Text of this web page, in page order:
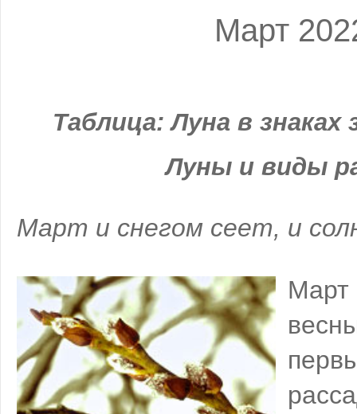
Март
Таблица: Луна в знаках
Луны и виды
Март и снегом сеет, и